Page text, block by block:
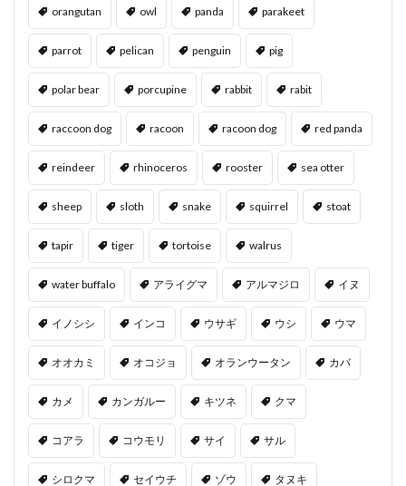
orangutan owl panda parakeet
parrot pelican penguin pig
polar bear porcupine rabbit rabit
raccoon dog racoon racoon dog red panda
reindeer rhinoceros rooster sea otter
sheep sloth snake squirrel stoat
tapir tiger tortoise walrus
water buffalo アライグマ アルマジロ イヌ
イノシシ インコ ウサギ ウシ ウマ
オオカミ オコジョ オランウータン カバ
カメ カンガルー キツネ クマ
コアラ コウモリ サイ サル
シロクマ セイウチ ゾウ タヌキ